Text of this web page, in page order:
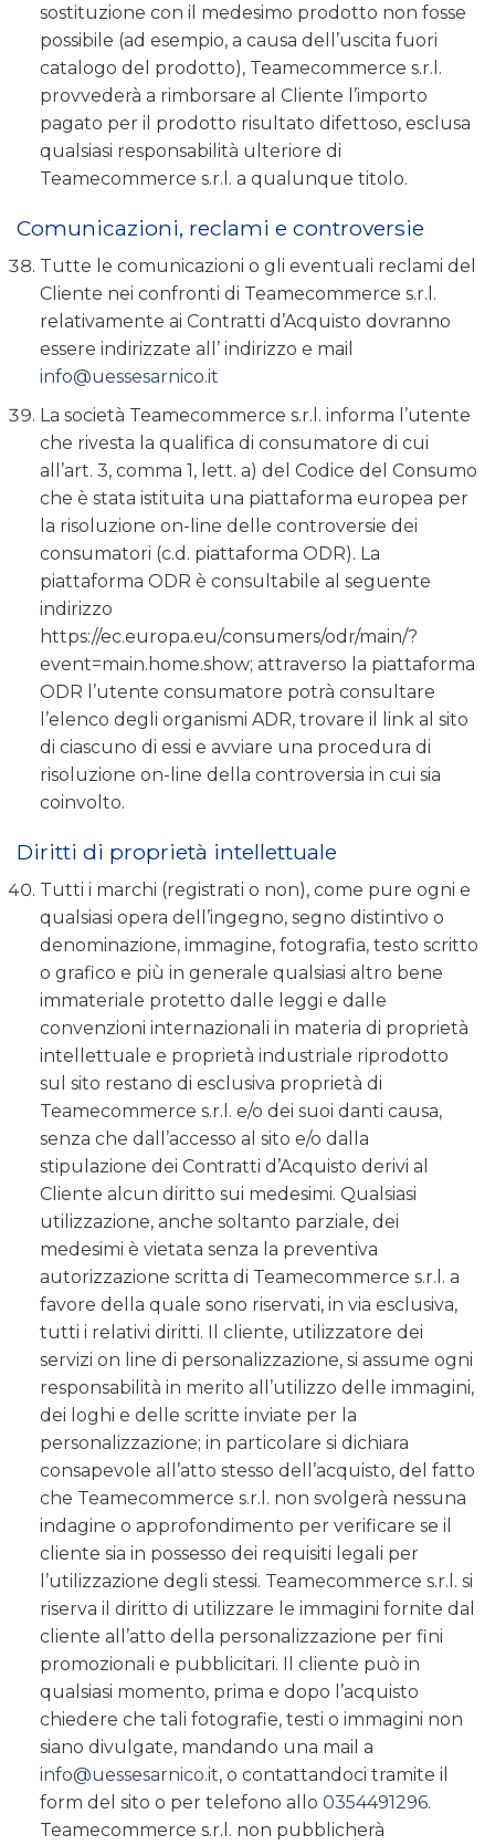
sostituzione con il medesimo prodotto non fosse
possibile (ad esempio, a causa dell’uscita fuori
catalogo del prodotto), Teamecommerce s.r.l.
provvederà a rimborsare al Cliente l’importo
pagato per il prodotto risultato difettoso, esclusa
qualsiasi responsabilità ulteriore di
Teamecommerce s.r.l. a qualunque titolo.
Comunicazioni, reclami e controversie
Tutte le comunicazioni o gli eventuali reclami del
Cliente nei confronti di Teamecommerce s.r.l.
relativamente ai Contratti d’Acquisto dovranno
essere indirizzate all’ indirizzo e mail
info@uessesarnico.it
La società Teamecommerce s.r.l. informa l’utente
che rivesta la qualifica di consumatore di cui
all’art. 3, comma 1, lett. a) del Codice del Consumo
che è stata istituita una piattaforma europea per
la risoluzione on-line delle controversie dei
consumatori (c.d. piattaforma ODR). La
piattaforma ODR è consultabile al seguente
indirizzo
https://ec.europa.eu/consumers/odr/main/?
event=main.home.show; attraverso la piattaforma
ODR l’utente consumatore potrà consultare
l’elenco degli organismi ADR, trovare il link al sito
di ciascuno di essi e avviare una procedura di
risoluzione on-line della controversia in cui sia
coinvolto.
Diritti di proprietà intellettuale
Tutti i marchi (registrati o non), come pure ogni e
qualsiasi opera dell’ingegno, segno distintivo o
denominazione, immagine, fotografia, testo scritto
o grafico e più in generale qualsiasi altro bene
immateriale protetto dalle leggi e dalle
convenzioni internazionali in materia di proprietà
intellettuale e proprietà industriale riprodotto
sul sito restano di esclusiva proprietà di
Teamecommerce s.r.l. e/o dei suoi danti causa,
senza che dall’accesso al sito e/o dalla
stipulazione dei Contratti d’Acquisto derivi al
Cliente alcun diritto sui medesimi. Qualsiasi
utilizzazione, anche soltanto parziale, dei
medesimi è vietata senza la preventiva
autorizzazione scritta di Teamecommerce s.r.l. a
favore della quale sono riservati, in via esclusiva,
tutti i relativi diritti. Il cliente, utilizzatore dei
servizi on line di personalizzazione, si assume ogni
responsabilità in merito all’utilizzo delle immagini,
dei loghi e delle scritte inviate per la
personalizzazione; in particolare si dichiara
consapevole all’atto stesso dell’acquisto, del fatto
che Teamecommerce s.r.l. non svolgerà nessuna
indagine o approfondimento per verificare se il
cliente sia in possesso dei requisiti legali per
l’utilizzazione degli stessi. Teamecommerce s.r.l. si
riserva il diritto di utilizzare le immagini fornite dal
cliente all’atto della personalizzazione per fini
promozionali e pubblicitari. Il cliente può in
qualsiasi momento, prima e dopo l’acquisto
chiedere che tali fotografie, testi o immagini non
siano divulgate, mandando una mail a
info@uessesarnico.it, o contattandoci tramite il
form del sito o per telefono allo 0354491296.
Teamecommerce s.r.l. non pubblicherà